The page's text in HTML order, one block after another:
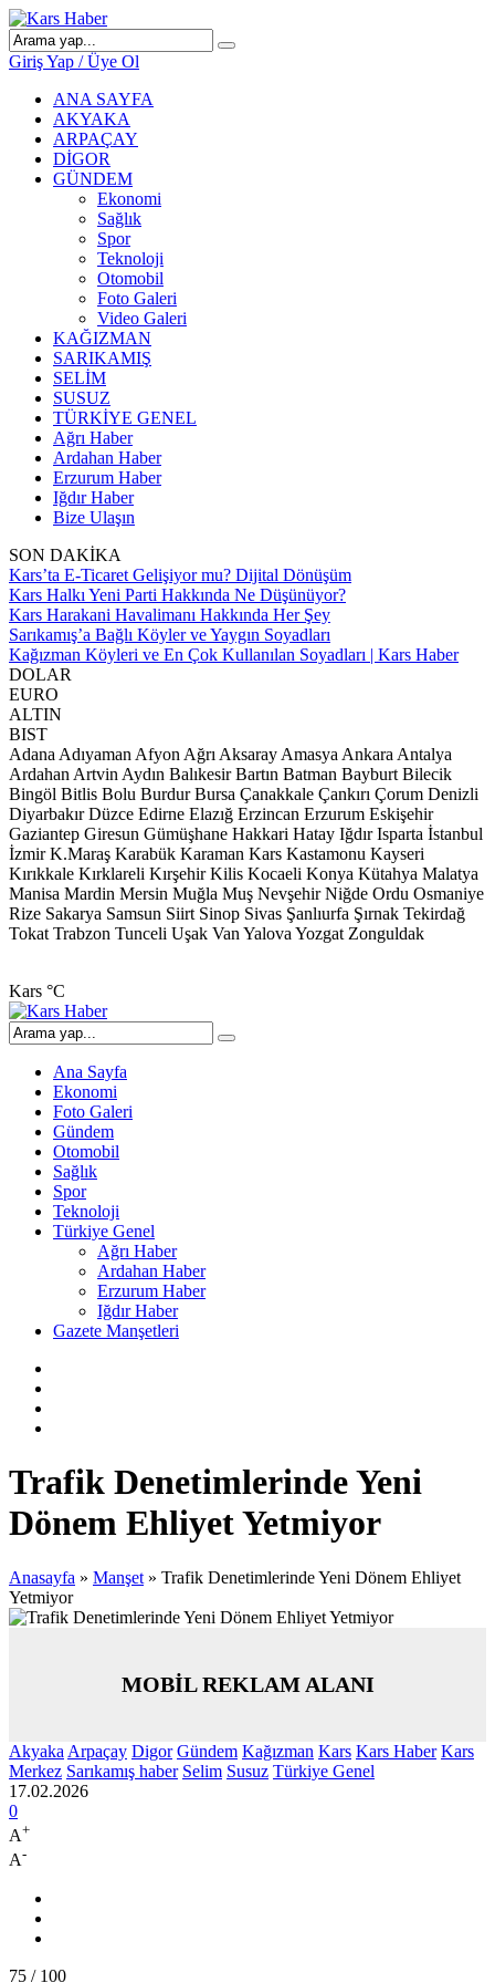
Giriş Yap / Üye Ol
ANA SAYFA
AKYAKA
ARPAÇAY
DİGOR
GÜNDEM
Ekonomi
Sağlık
Spor
Teknoloji
Otomobil
Foto Galeri
Video Galeri
KAĞIZMAN
SARIKAMIŞ
SELİM
SUSUZ
TÜRKİYE GENEL
Ağrı Haber
Ardahan Haber
Erzurum Haber
Iğdır Haber
Bize Ulaşın
SON DAKİKA
Kars’ta E-Ticaret Gelişiyor mu? Dijital Dönüşüm
Kars Halkı Yeni Parti Hakkında Ne Düşünüyor?
Kars Harakani Havalimanı Hakkında Her Şey
Sarıkamış’a Bağlı Köyler ve Yaygın Soyadları
Kağızman Köyleri ve En Çok Kullanılan Soyadları | Kars Haber
DOLAR
EURO
ALTIN
BIST
Adana Adıyaman Afyon Ağrı Aksaray Amasya Ankara Antalya
Ardahan Artvin Aydın Balıkesir Bartın Batman Bayburt Bilecik
Bingöl Bitlis Bolu Burdur Bursa Çanakkale Çankırı Çorum Denizli
Diyarbakır Düzce Edirne Elazığ Erzincan Erzurum Eskişehir
Gaziantep Giresun Gümüşhane Hakkari Hatay Iğdır Isparta İstanbul
İzmir K.Maraş Karabük Karaman Kars Kastamonu Kayseri
Kırıkkale Kırklareli Kırşehir Kilis Kocaeli Konya Kütahya Malatya
Manisa Mardin Mersin Muğla Muş Nevşehir Niğde Ordu Osmaniye
Rize Sakarya Samsun Siirt Sinop Sivas Şanlıurfa Şırnak Tekirdağ
Tokat Trabzon Tunceli Uşak Van Yalova Yozgat Zonguldak
Kars °C
Ana Sayfa
Ekonomi
Foto Galeri
Gündem
Otomobil
Sağlık
Spor
Teknoloji
Türkiye Genel
Ağrı Haber
Ardahan Haber
Erzurum Haber
Iğdır Haber
Gazete Manşetleri
Trafik Denetimlerinde Yeni
Dönem Ehliyet Yetmiyor
Anasayfa » Manşet » Trafik Denetimlerinde Yeni Dönem Ehliyet
Yetmiyor
MOBİL REKLAM ALANI
Akyaka Arpaçay Digor Gündem Kağızman Kars Kars Haber Kars
Merkez Sarıkamış haber Selim Susuz Türkiye Genel
17.02.2026
0
A+
A-
75 / 100